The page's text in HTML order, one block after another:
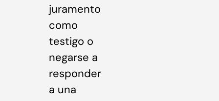
juramento
como
testigo o
negarse a
responder
a una